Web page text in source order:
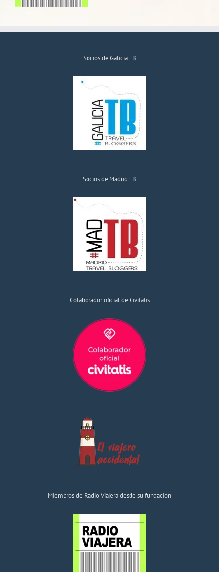
Socios de Galicia TB
Socios de Madrid TB
Colaborador oficial de Civitatis
Miembros de Radio Viajera desde su fundación